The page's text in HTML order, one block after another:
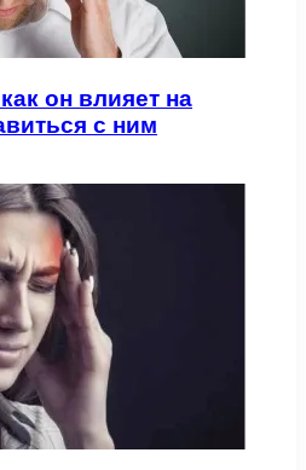
он влияет на
с ним